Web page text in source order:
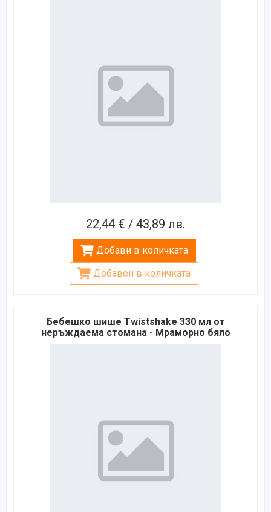
22,44 € / 43,89 лв.
Добави в количката
Добавен в количката
Бебешко шише Twistshake 330 мл от
неръждаема стомана - Мраморно бяло